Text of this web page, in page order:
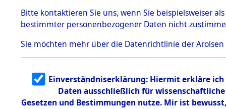
5.3.1 Alliierte
Erhebungen
zu
Todesmärsch
en
5.3.2
Identifizierun
g
5.3.3
Todesmärsch
Bitte kontaktieren Sie uns, wenn Sie beispielsweiser
bestimmter personenbezogener Daten nicht
Sie möchten mehr über die Datenrichtlinie der Arolsen
Einverständniserklärung: Hiermit erkläre
Daten ausschließlich für
Gesetzen und Bestimmungen nutze. Mir ist